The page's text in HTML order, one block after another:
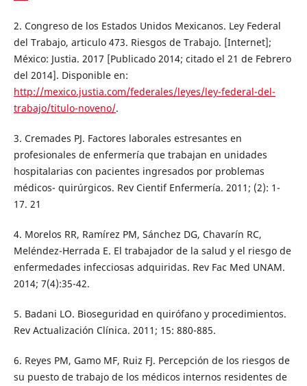
2. Congreso de los Estados Unidos Mexicanos. Ley Federal
del Trabajo, articulo 473. Riesgos de Trabajo. [Internet];
México: Justia. 2017 [Publicado 2014; citado el 21 de Febrero
del 2014]. Disponible en:
http://mexico.justia.com/federales/leyes/ley-federal-del-
trabajo/titulo-noveno/.
3. Cremades PJ. Factores laborales estresantes en
profesionales de enfermería que trabajan en unidades
hospitalarias con pacientes ingresados por problemas
médicos- quirúrgicos. Rev Cientif Enfermería. 2011; (2): 1-
17. 21
4. Morelos RR, Ramírez PM, Sánchez DG, Chavarín RC,
Meléndez-Herrada E. El trabajador de la salud y el riesgo de
enfermedades infecciosas adquiridas. Rev Fac Med UNAM.
2014; 7(4):35-42.
5. Badani LO. Bioseguridad en quirófano y procedimientos.
Rev Actualización Clínica. 2011; 15: 880-885.
6. Reyes PM, Gamo MF, Ruiz FJ. Percepción de los riesgos de
su puesto de trabajo de los médicos internos residentes de